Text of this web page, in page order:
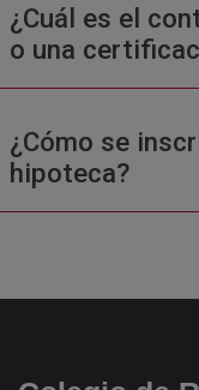
¿Cuál es el
o una
¿Cómo se
hipoteca?